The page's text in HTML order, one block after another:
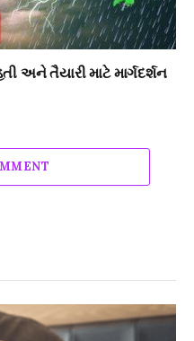
અને તૈયારી માટે માર્ગદર્શન